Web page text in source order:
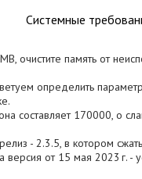
Системные
очистите память от
определить
составляет 170000, о
- 2.3.5, в котором
от 15 мая 2023 г. -